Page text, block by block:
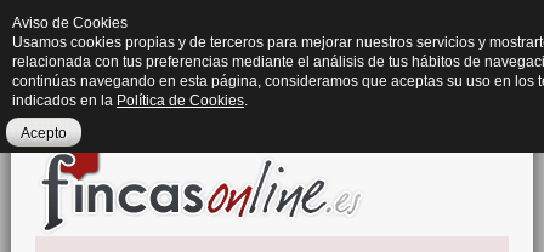
Aviso de Cookies
Usamos cookies propias y de terceros para mejorar nuestros servicios y
relacionada con tus preferencias mediante el análisis de tus hábitos de
continúas navegando en esta página, consideramos que aceptas su uso en los
indicados en la Política de Cookies.
Acepto